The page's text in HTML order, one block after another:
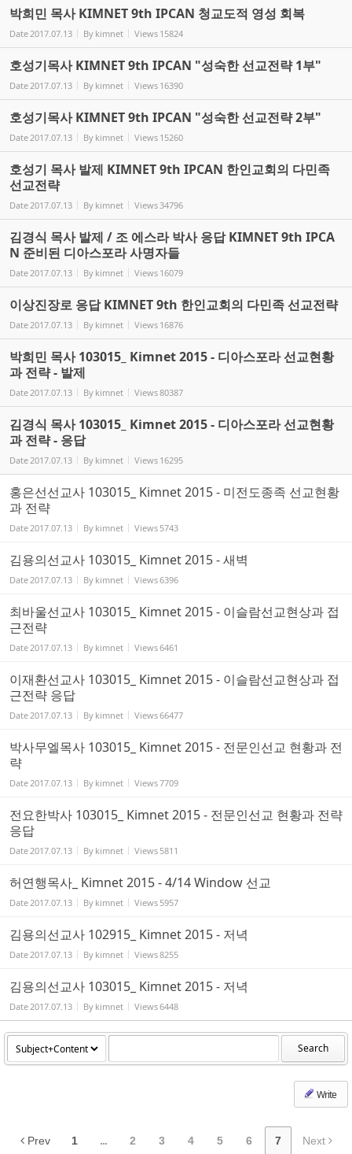
박희민 목사 KIMNET 9th IPCAN 청교도적 영성 회복
Date2017.07.13 By kimnet Views 15824
호성기목사 KIMNET 9th IPCAN "성숙한 선교전략 1부"
Date2017.07.13 By kimnet Views 16390
호성기목사 KIMNET 9th IPCAN "성숙한 선교전략 2부"
Date2017.07.13 By kimnet Views 15260
호성기 목사 발제 KIMNET 9th IPCAN 한인교회의 다민족
선교전략
Date2017.07.13 By kimnet Views34796
김경식 목사 발제 / 조 에스라 박사 응답 KIMNET 9th IPCA
N 준비된 디아스포라 사명자들
Date2017.07.13 By kimnet Views 16079
이상진장로 응답 KIMNET 9th 한인교회의 다민족 선교전략
Date2017.07.13 By kimnet Views 16876
박희민 목사 103015_ Kimnet 2015 - 디아스포라 선교현황
과 전략 - 발제
Date2017.07.13 By kimnet Views80387
김경식 목사 103015_ Kimnet 2015 - 디아스포라 선교현황
과 전략 - 응답
Date2017.07.13 By kimnet Views 16295
홍은선선교사 103015_ Kimnet 2015 - 미전도종족 선교현황
과 전략
Date2017.07.13 By kimnet Views 5743
김용의선교사 103015_ Kimnet 2015 - 새벽
Date2017.07.13 By kimnet Views6396
최바울선교사 103015_ Kimnet 2015 - 이슬람선교현상과 접
근전략
Date2017.07.13 By kimnet Views6461
이재환선교사 103015_ Kimnet 2015 - 이슬람선교현상과 접
근전략 응답
Date2017.07.13 By kimnet Views66477
박사무엘목사 103015_ Kimnet 2015 - 전문인선교 현황과 전
략
Date2017.07.13 By kimnet Views7709
전요한박사 103015_ Kimnet 2015 - 전문인선교 현황과 전략
응답
Date2017.07.13 By kimnet Views 5811
허연행목사_ Kimnet 2015 - 4/14 Window 선교
Date2017.07.13 By kimnet Views 5957
김용의선교사 102915_ Kimnet 2015 - 저녁
Date2017.07.13 By kimnet Views8255
김용의선교사 103015_ Kimnet 2015 - 저녁
Date2017.07.13 By kimnet Views6448
Search
Write
Prev 1 ... 2 3 4 5 6 7 Next